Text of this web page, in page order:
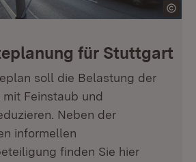
für Stuttgart
soll die Belastung der
Feinstaub und
Neben der
informellen
finden Sie hier